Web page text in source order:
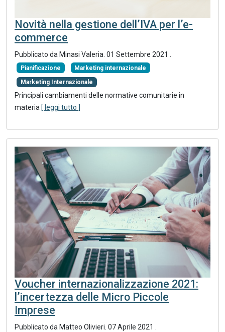
Novità nella gestione dell’IVA per l’e-
commerce
Pubblicato da Minasi Valeria. 01 Settembre 2021 .
Pianificazione Marketing internazionale
Marketing Internazionale
Principali cambiamenti delle normative comunitarie in
materia [ leggi tutto ]
Voucher internazionalizzazione 2021:
l’incertezza delle Micro Piccole
Imprese
Pubblicato da Matteo Olivieri. 07 Aprile 2021 .